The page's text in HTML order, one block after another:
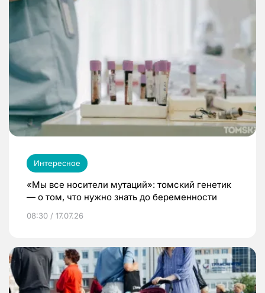
Интересное
«Мы все носители мутаций»: томский генетик
— о том, что нужно знать до беременности
08:30 / 17.07.26